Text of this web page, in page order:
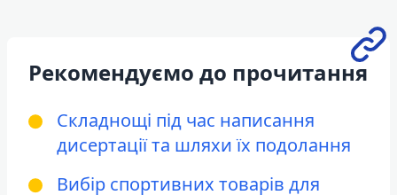
Рекомендуємо до прочитання
Складнощі під час написання
дисертації та шляхи їх подолання
Вибір спортивних товарів для